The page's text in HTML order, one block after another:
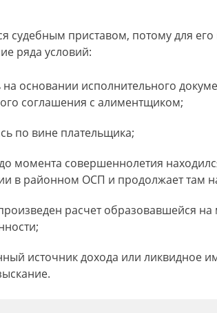
судебным приставом, потому для его
ряда условий:
основании исполнительного
соглашения с алиментщиком;
по вине плательщика;
момента совершеннолетия
в районном ОСП и продолжает там
расчет образовавшейся
источник дохода или ликвидное